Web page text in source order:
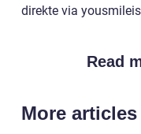
direkte via
Read
More articles